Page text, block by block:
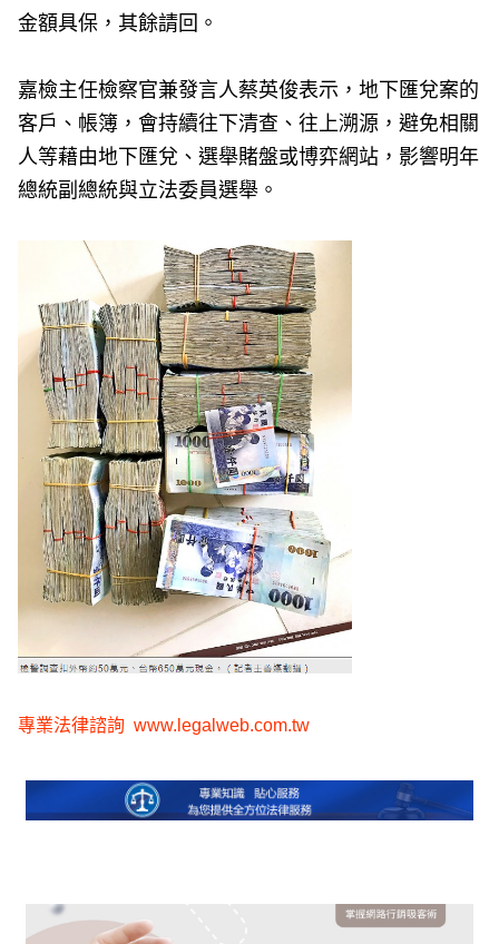
金額具保，其餘請回。
嘉檢主任檢察官兼發言人蔡英俊表示，地下匯兌案的
客戶、帳簿，會持續往下清查、往上溯源，避免相關
人等藉由地下匯兌、選舉賭盤或博弈網站，影響明年
總統副總統與立法委員選舉。
專業法律諮詢www.legalweb.com.tw